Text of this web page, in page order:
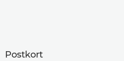
Postkort